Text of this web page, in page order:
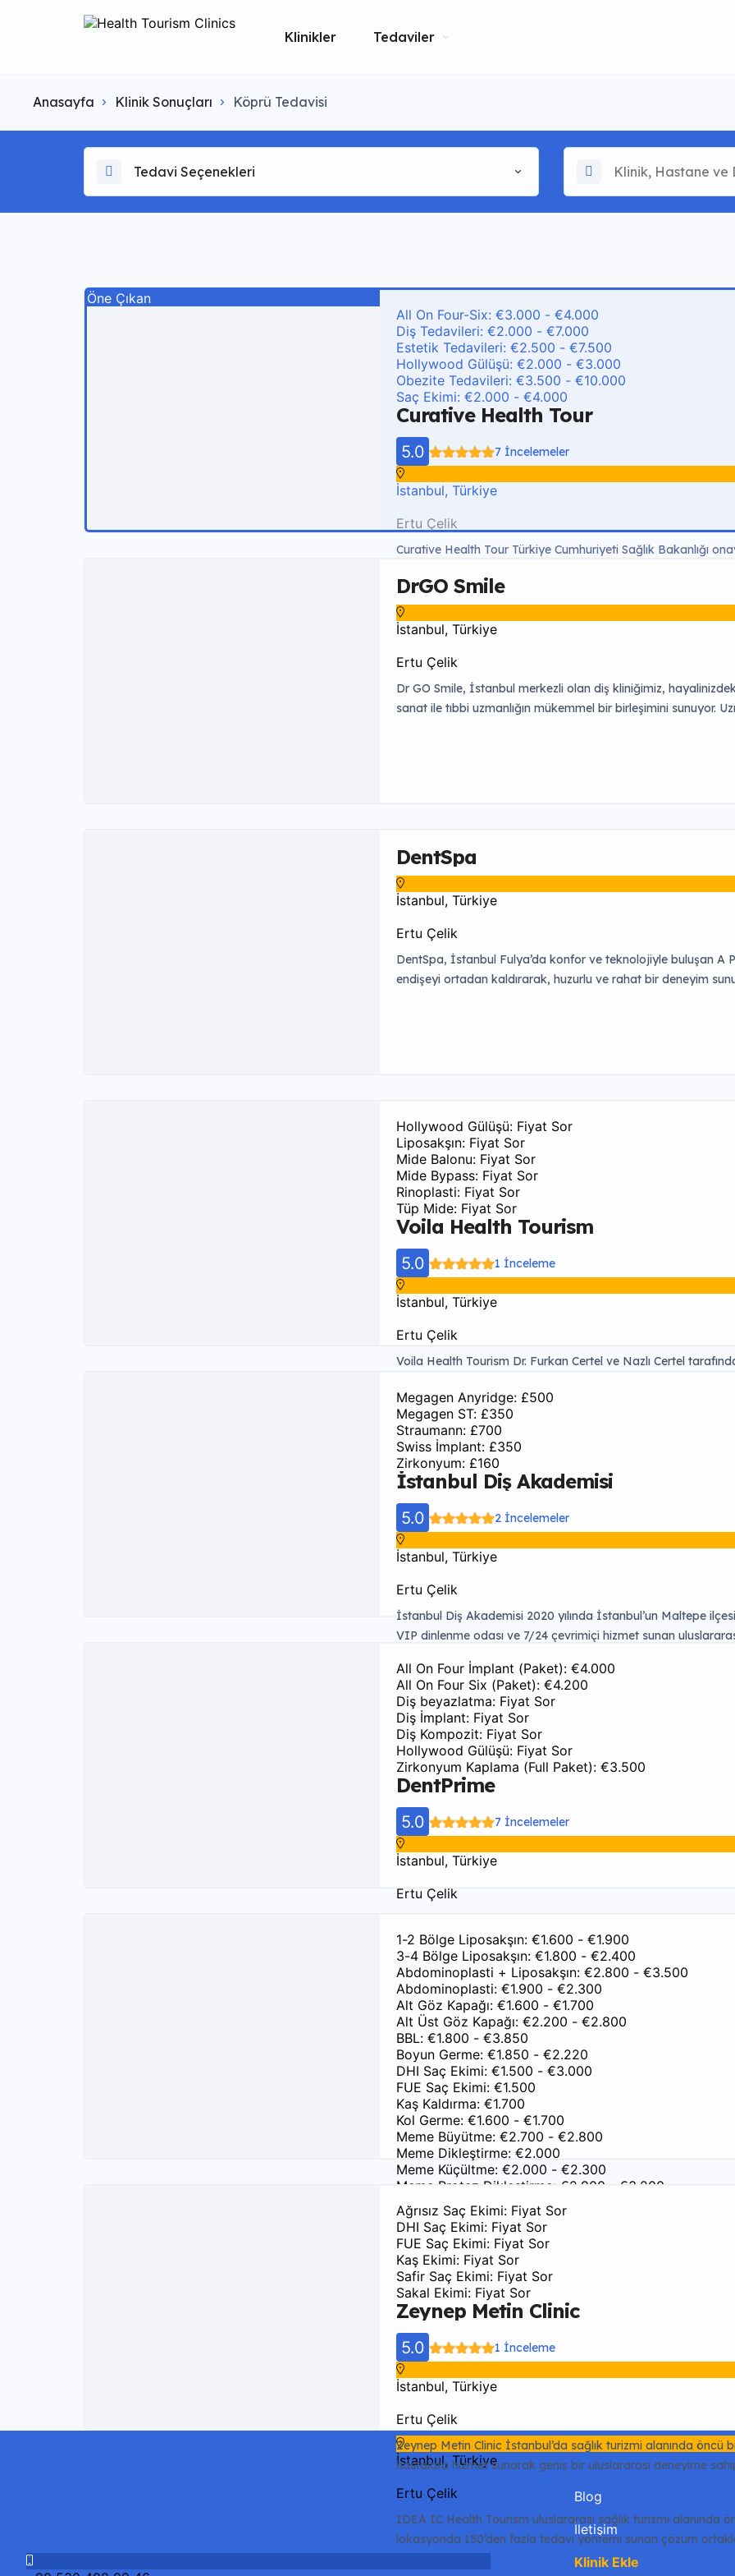
Klinikler Tedaviler
Anasayfa Klinik Sonuçları Köprü Tedavisi
Tedavi Seçenekleri
Öne Çıkan
All On Four-Six: €3.000 - €4.000
Diş Tedavileri: €2.000 - €7.000
Estetik Tedavileri: €2.500 - €7.500
Hollywood Gülüşü: €2.000 - €3.000
Obezite Tedavileri: €3.500 - €10.000
Saç Ekimi: €2.000 - €4.000
Curative Health Tour
5.0 7 İncelemeler
İstanbul, Türkiye
Ertu Çelik
Curative Health Tour Türkiye Cumhuriyeti Sağlık Bakanlığı
tutmayı hedefleyen Curative Health Tour hastalarına
Hollywood Smile 🔥 Popüler €2.000 – €3.000 All On Four-
DrGO Smile
İstanbul, Türkiye
Ertu Çelik
Dr GO Smile, İstanbul merkezli olan diş kliniğimiz,
sanat ile tıbbi uzmanlığın mükemmel bir birleşimini sunuyor.
DentSpa
İstanbul, Türkiye
Ertu Çelik
DentSpa, İstanbul Fulya’da konfor ve teknolojiyle buluşan A
endişeyi ortadan kaldırarak, huzurlu ve rahat bir deneyim
Hollywood Gülüşü: Fiyat Sor
Liposakşın: Fiyat Sor
Mide Balonu: Fiyat Sor
Mide Bypass: Fiyat Sor
Rinoplasti: Fiyat Sor
Tüp Mide: Fiyat Sor
Voila Health Tourism
5.0 1 İnceleme
İstanbul, Türkiye
Ertu Çelik
Voila Health Tourism Dr. Furkan Certel ve Nazlı Certel
standartlarına uygun hizmet sunar. Hedefimiz, 7/24 sağlık
düzeyde karşılamak ve hayallerini gerçekleştirmektir.
Megagen Anyridge: £500
Megagen ST: £350
Straumann: £700
Swiss İmplant: £350
Zirkonyum: £160
İstanbul Diş Akademisi
5.0 2 İncelemeler
İstanbul, Türkiye
Ertu Çelik
İstanbul Diş Akademisi 2020 yılında İstanbul’un Maltepe
VIP dinlenme odası ve 7/24 çevrimiçi hizmet sunan
imkanı sunmaktadır.
All On Four İmplant (Paket): €4.000
All On Four Six (Paket): €4.200
Diş beyazlatma: Fiyat Sor
Diş İmplant: Fiyat Sor
Diş Kompozit: Fiyat Sor
Hollywood Gülüşü: Fiyat Sor
Zirkonyum Kaplama (Full Paket): €3.500
DentPrime
5.0 7 İncelemeler
İstanbul, Türkiye
Ertu Çelik
ulaşım ve tercümeye kadar her şeyi kapsayan hizmetler
sağlamaktadır. Tüm kliniklerimiz, Türk ve Avrupa Birliği Diş
onaylıdır. Paket Fiyatları All on 6 Implant Paketi €5040
1-2 Bölge Liposakşın: €1.600 - €1.900
3-4 Bölge Liposakşın: €1.800 - €2.400
Abdominoplasti + Liposakşın: €2.800 - €3.500
Abdominoplasti: €1.900 - €2.300
Alt Göz Kapağı: €1.600 - €1.700
Alt Üst Göz Kapağı: €2.200 - €2.800
BBL: €1.800 - €3.850
Boyun Germe: €1.850 - €2.220
DHI Saç Ekimi: €1.500 - €3.000
FUE Saç Ekimi: €1.500
Kaş Kaldırma: €1.700
Kol Germe: €1.600 - €1.700
Meme Büyütme: €2.700 - €2.800
Meme Dikleştirme: €2.000
Meme Küçültme: €2.000 - €2.300
Meme Protez Dikleştirme: €2.900 - €3.200
Mide Balonu (6 Ay): €1.640 - €3.000
Mide Baypas: €3.580 - €6.500
Mide Küçültme: €2.100 - €6.500
Penis Büyütme: €3.500 - €4.000
Rinoplasti Revizyon: €2.300 - €5.000
Rinoplasti: €1.700 - €2.750
Safir FUE Saç Ekimi: €1.500
Üst Göz Kapağı: €1.200 - €1.400
Uyluk Germe: €1.800 - €1.850
Yağ Enjeksiyonu: €1.500 - €1.700
Yüz Germe: €2.400 - €3.200
IDEA IC Health Tourism
5.0
İstanbul, Türkiye
Ertu Çelik
IDEA IC Health Tourism uluslararası sağlık turizmi alanında
lokasyonda 150’den fazla tedavi yöntemi sunan çözüm
uygulamalarını huzurlu bir tatille birleştirerek profesyonel
Ağrısız Saç Ekimi: Fiyat Sor
DHI Saç Ekimi: Fiyat Sor
FUE Saç Ekimi: Fiyat Sor
Kaş Ekimi: Fiyat Sor
Safir Saç Ekimi: Fiyat Sor
Sakal Ekimi: Fiyat Sor
Zeynep Metin Clinic
5.0 1 İnceleme
İstanbul, Türkiye
Ertu Çelik
Zeynep Metin Clinic İstanbul’da sağlık turizmi alanında öncü
hastalara hizmet sunarak geniş bir uluslararası deneyime
cerrahi gibi çeşitli sağlık hizmetleri sunmaktadır.
Blog
İletişim
Klinik Ekle